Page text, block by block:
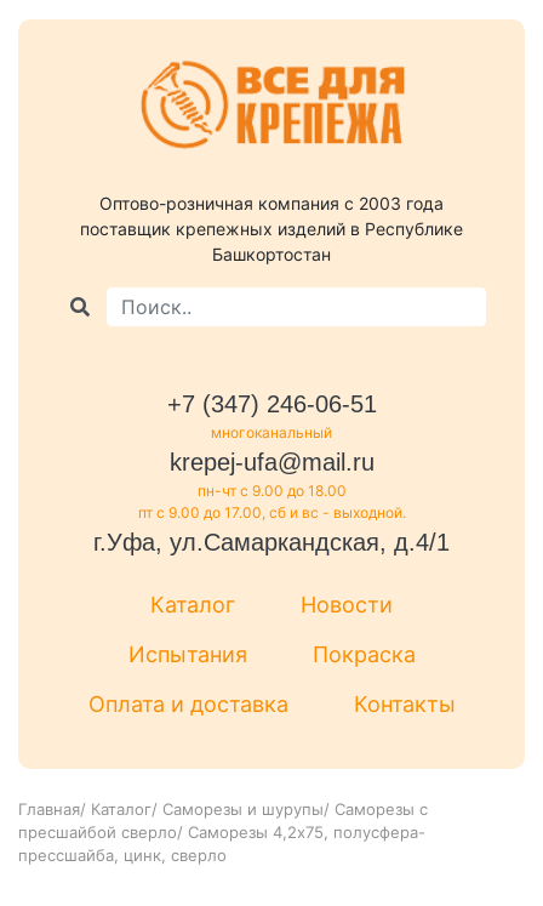
Оптово-розничная компания c 2003 года
поставщик крепежных изделий в Республике
Башкортостан
+7 (347) 246-06-51
многоканальный
krepej-ufa@mail.ru
пн-чт с 9.00 до 18.00
пт с 9.00 до 17.00, сб и вс - выходной.
г.Уфа, ул.Самаркандская, д.4/1
Каталог
Новости
Испытания
Покраска
Оплата и доставка
Контакты
Главная/ Каталог/ Саморезы и шурупы/ Саморезы с
пресшайбой сверло/ Саморезы 4,2x75, полусфера-
прессшайба, цинк, сверло